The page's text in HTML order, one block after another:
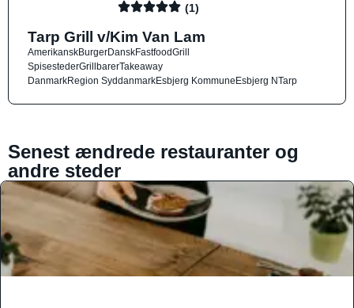
(1)
Tarp Grill v/Kim Van Lam
AmerikanskBurgerDanskFastfoodGrill
SpisestederGrillbarerTakeaway
DanmarkRegion SyddanmarkEsbjerg KommuneEsbjerg NTarp
Senest ændrede restauranter og
andre steder